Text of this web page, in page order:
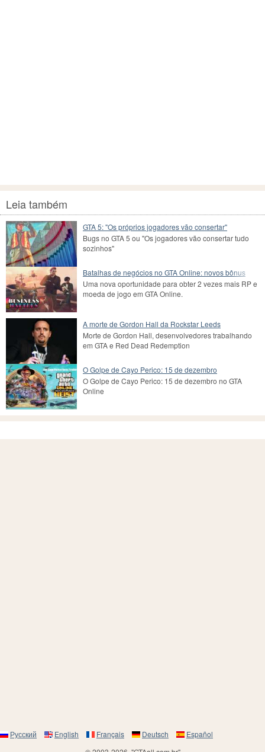
Leia também
GTA 5: "Os próprios jogadores vão consertar"
Bugs no GTA 5 ou "Os jogadores vão consertar tudo
sozinhos"
Batalhas de negócios no GTA Online: novos bônus
Uma nova oportunidade para obter 2 vezes mais RP e
moeda de jogo em GTA Online.
A morte de Gordon Hall da Rockstar Leeds
Morte de Gordon Hall, desenvolvedores trabalhando
em GTA e Red Dead Redemption
O Golpe de Cayo Perico: 15 de dezembro
O Golpe de Cayo Perico: 15 de dezembro no GTA
Online
Русский English Français Deutsch
Español